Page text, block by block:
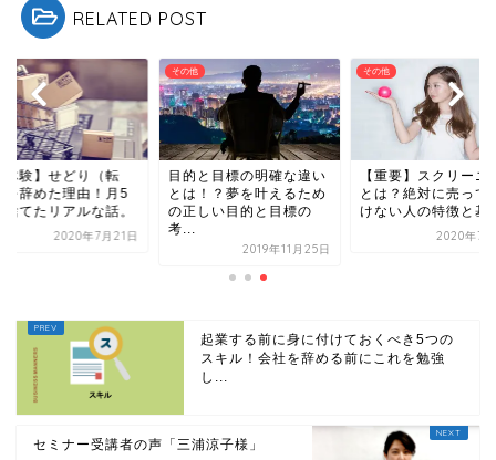
RELATED POST
と目標の明確な違い
！？夢を叶えるため
しい目的と目標の
その他
【重要】スクリーニング
とは？絶対に売ってはい
けない人の特徴と基準！
その他
【実体験】せどり（
売）を辞めた理由！
万を捨てたリアルな
2020年7
起業する前に身に付けておくべき5つの
スキル！会社を辞める前にこれを勉強
し...
セミナー受講者の声「三浦涼子様」